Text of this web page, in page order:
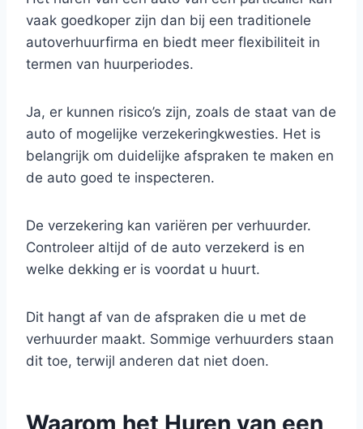
vaak goedkoper zijn dan bij een traditionele
autoverhuurfirma en biedt meer flexibiliteit in
termen van huurperiodes.
Ja, er kunnen risico’s zijn, zoals de staat van de
auto of mogelijke verzekeringkwesties. Het is
belangrijk om duidelijke afspraken te maken en
de auto goed te inspecteren.
De verzekering kan variëren per verhuurder.
Controleer altijd of de auto verzekerd is en
welke dekking er is voordat u huurt.
Dit hangt af van de afspraken die u met de
verhuurder maakt. Sommige verhuurders staan
dit toe, terwijl anderen dat niet doen.
Waarom het Huren van een